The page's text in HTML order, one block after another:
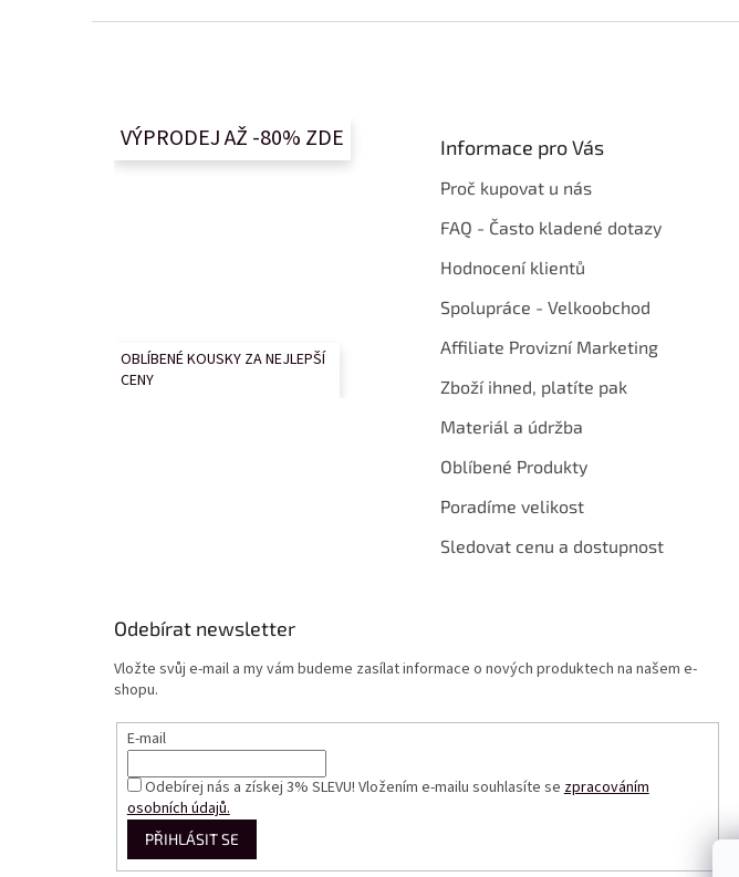
VÝPRODEJ AŽ -80% ZDE
OBLÍBENÉ KOUSKY ZA NEJLEPŠÍ
CENY
Informace pro Vás
Proč kupovat u nás
FAQ - Často kladené dotazy
Hodnocení klientů
Spolupráce - Velkoobchod
Affiliate Provizní Marketing
Zboží ihned, platíte pak
Materiál a údržba
Oblíbené Produkty
Poradíme velikost
Sledovat cenu a dostupnost
Odebírat newsletter
Vložte svůj e-mail a my vám budeme zasílat informace o nových produktech na našem e-
shopu.
E-mail
Odebírej nás a získej 3% SLEVU! Vložením e-mailu souhlasíte se zpracováním
osobních údajů.
PŘIHLÁSIT SE